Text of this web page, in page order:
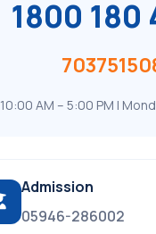
1800 180
10:00 AM – 5:00 PM |
Admission
05946-286002